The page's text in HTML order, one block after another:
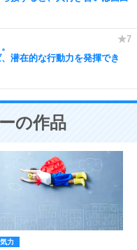
潜在的な行動力を発揮でき
の作品
気力